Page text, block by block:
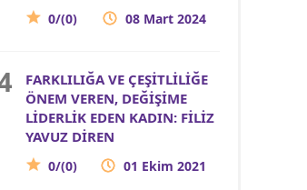
0/(0) 08 Mart 2024
FARKLILIĞA VE ÇEŞİTLİLİĞE
ÖNEM VEREN, DEĞİŞİME
LİDERLİK EDEN KADIN: FİLİZ
YAVUZ DİREN
0/(0) 01 Ekim 2021